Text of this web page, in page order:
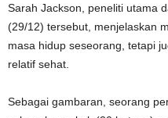
Sarah Jackson, peneliti utama
(29/12) tersebut, menjelaskan
masa hidup seseorang, tetapi
relatif sehat.
Sebagai gambaran, seorang